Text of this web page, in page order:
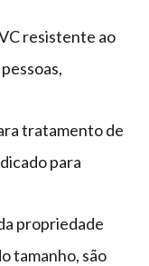
resistente ao
tratamento de
para
propriedade
tamanho, são